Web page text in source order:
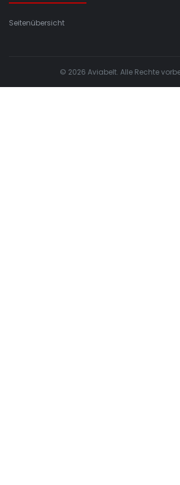
Seitenübersicht
© 2026 Aviabelt. Alle Rechte